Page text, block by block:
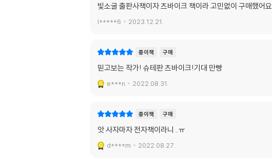
빛소굴 출판사책이자 츠바이크 책이라 고민없이 구매했어요
l*****6 2023.12.21.
종이책 구매
믿고보는 작가! 슈테판 츠바이크!기대 만빵
e***n 2022.08.31.
종이책 구매
앗 사자마자 전자책이라니 ..ㅠ
d****m 2022.08.27.